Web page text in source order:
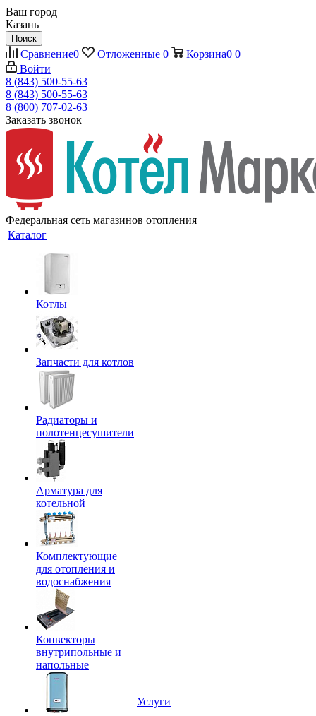
Ваш город
Казань
Поиск
Сравнение0 Отложенные 0 Корзина0 0
Войти
8 (843) 500-55-63
8 (843) 500-55-63
8 (800) 707-02-63
Заказать звонок
Федеральная сеть магазинов отопления
Каталог
Котлы
Запчасти для котлов
Радиаторы и
полотенцесушители
Арматура для
котельной
Комплектующие
для отопления и
водоснабжения
Конвекторы
внутрипольные и
напольные
Услуги